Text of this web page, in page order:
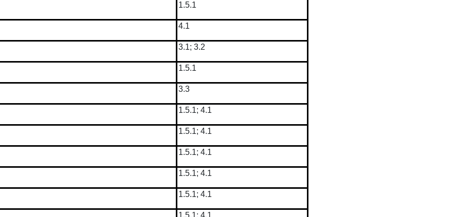
1.5.1
4.1
3.1; 3.2
1.5.1
3.3
1.5.1; 4.1
1.5.1; 4.1
1.5.1; 4.1
1.5.1; 4.1
1.5.1; 4.1
1.5.1; 4.1